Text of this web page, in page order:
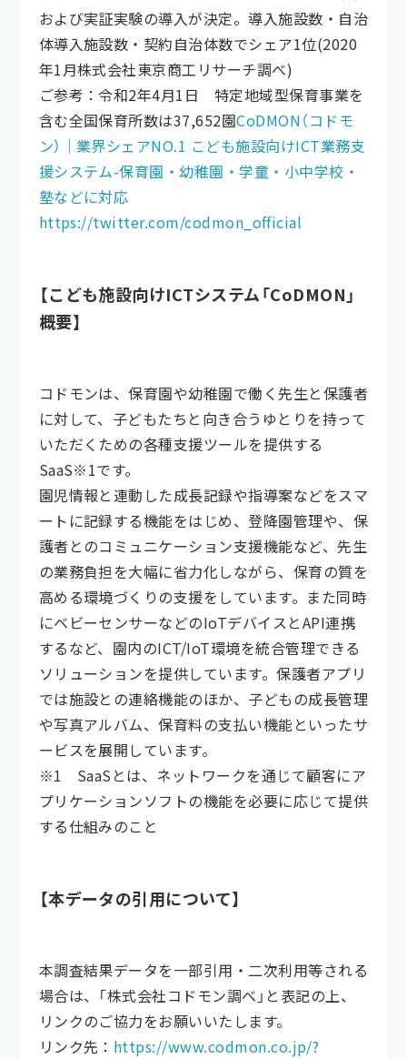
および実証実験の導入が決定。導入施設数・自治
体導入施設数・契約自治体数でシェア1位(2020
年1月株式会社東京商工リサーチ調べ)
ご参考：令和2年4月1日 特定地域型保育事業を
含む全国保育所数は37,652園CoDMON（コドモ
ン）｜業界シェアNO.1 こども施設向けICT業務支
援システム-保育園・幼稚園・学童・小中学校・
塾などに対応
https://twitter.com/codmon_official
【こども施設向けICTシステム「CoDMON」
概要】
コドモンは、保育園や幼稚園で働く先生と保護者
に対して、子どもたちと向き合うゆとりを持って
いただくための各種支援ツールを提供する
SaaS※1です。
園児情報と連動した成長記録や指導案などをスマ
ートに記録する機能をはじめ、登降園管理や、保
護者とのコミュニケーション支援機能など、先生
の業務負担を大幅に省力化しながら、保育の質を
高める環境づくりの支援をしています。また同時
にベビーセンサーなどのIoTデバイスとAPI連携
するなど、園内のICT/IoT環境を統合管理できる
ソリューションを提供しています。保護者アプリ
では施設との連絡機能のほか、子どもの成長管理
や写真アルバム、保育料の支払い機能といったサ
ービスを展開しています。
※1 SaaSとは、ネットワークを通じて顧客にア
プリケーションソフトの機能を必要に応じて提供
する仕組みのこと
【本データの引用について】
本調査結果データを一部引用・二次利用等される
場合は、「株式会社コドモン調べ」と表記の上、
リンクのご協力をお願いいたします。
リンク先： https://www.codmon.co.jp/?